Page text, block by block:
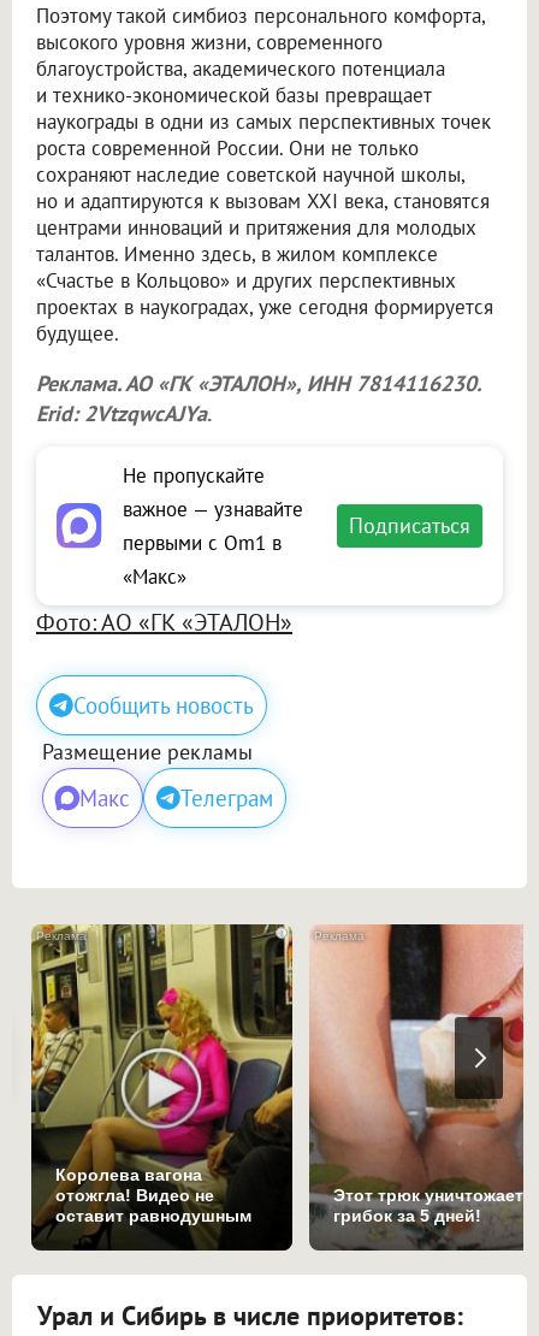
Поэтому такой симбиоз персонального комфорта,
высокого уровня жизни, современного
благоустройства, академического потенциала
и технико-экономической базы превращает
наукограды в одни из самых перспективных точек
роста современной России. Они не только
сохраняют наследие советской научной школы,
но и адаптируются к вызовам XXI века, становятся
центрами инноваций и притяжения для молодых
талантов. Именно здесь, в жилом комплексе
«Счастье в Кольцово» и других перспективных
проектах в наукоградах, уже сегодня формируется
будущее.
Реклама. АО «ГК «ЭТАЛОН», ИНН 7814116230.
Erid: 2VtzqwcAJYa.
Не пропускайте
важное — узнавайте
первыми с Om1 в
«Макс»
Подписаться
Фото: АО «ГК «ЭТАЛОН»
Сообщить новость
Размещение рекламы
Макс Телеграм
i
Королева вагона
отожгла! Видео не
оставит равнодушным
Этот трюк уничтожает
грибок за 5 дней!
Урал и Сибирь в числе приоритетов: